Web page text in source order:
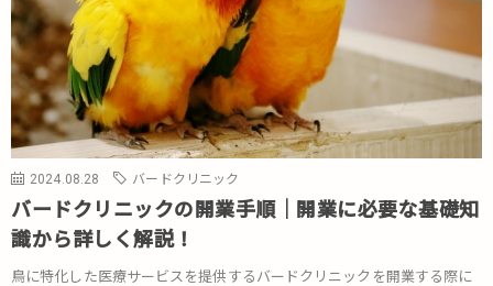
2024.08.28 バードクリニック
バードクリニックの開業手順｜開業に必要な基礎知
識から詳しく解説！
鳥に特化した医療サービスを提供するバードクリニックを開業する際に